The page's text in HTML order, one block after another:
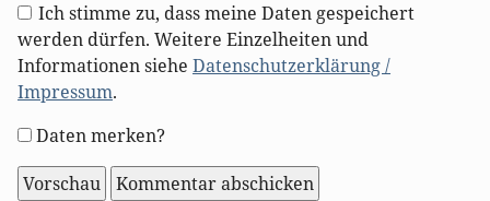
Ich stimme zu, dass meine Daten gespeichert
werden dürfen. Weitere Einzelheiten und
Informationen siehe Datenschutzerklärung /
Impressum.
Formular-
Optionen
Daten merken?